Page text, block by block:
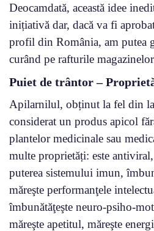
Deocamdată, această idee
inițiativă dar, dacă va fi
profil din România, am putea
curând pe rafturile
Puiet de trântor –
Apilarnilul, obținut la fel din
considerat un produs apicol
plantelor medicinale sau
multe proprietăți: este
puterea sistemului imun,
măreşte performanţele
îmbunătăţeşte neuro-psiho-
măreşte apetitul, măreşte